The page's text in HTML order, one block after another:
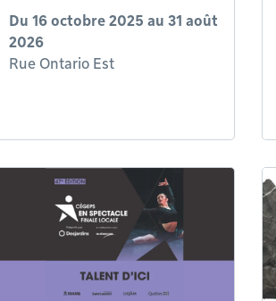
Du 16 octobre 2025 au 31 août
2026
Rue Ontario Est